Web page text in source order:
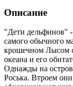
Описание
"Дети дельфинов"
самого обычного
крошечном Лысом
океана и его
Однажды на
Роська. Втроем